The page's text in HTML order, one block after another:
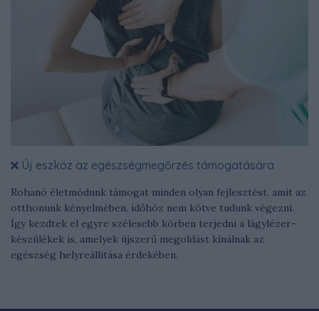
Új eszköz az egészségmegőrzés támogatására
Rohanó életmódunk támogat minden olyan fejlesztést, amit az
otthonunk kényelmében, időhöz nem kötve tudunk végezni.
Így kezdtek el egyre szélesebb körben terjedni a lágylézer-
készülékek is, amelyek újszerű megoldást kínálnak az
egészség helyreállítása érdekében.